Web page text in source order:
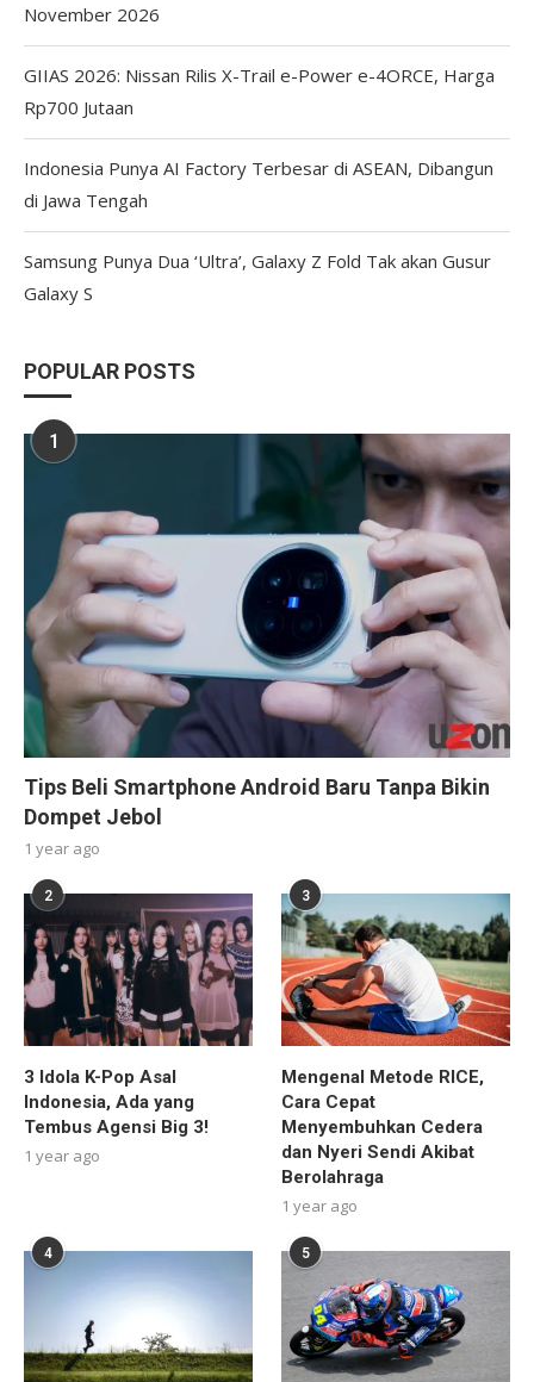
November 2026
GIIAS 2026: Nissan Rilis X-Trail e-Power e-4ORCE, Harga
Rp700 Jutaan
Indonesia Punya AI Factory Terbesar di ASEAN, Dibangun
di Jawa Tengah
Samsung Punya Dua ‘Ultra’, Galaxy Z Fold Tak akan Gusur
Galaxy S
POPULAR POSTS
1
Tips Beli Smartphone Android Baru Tanpa Bikin
Dompet Jebol
1 year ago
2
3 Idola K-Pop Asal
Indonesia, Ada yang
Tembus Agensi Big 3!
1 year ago
3
Mengenal Metode RICE,
Cara Cepat
Menyembuhkan Cedera
dan Nyeri Sendi Akibat
Berolahraga
1 year ago
4 5